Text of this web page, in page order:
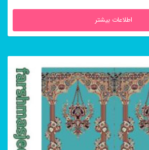
اطلاعات بیشتر